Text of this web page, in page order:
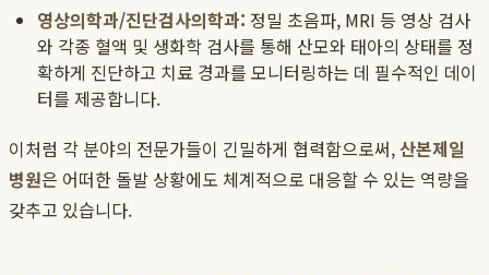
영상의학과/진단검사의학과: 정밀 초음파, MRI 등 영상 검사
와 각종 혈액 및 생화학 검사를 통해 산모와 태아의 상태를 정
확하게 진단하고 치료 경과를 모니터링하는 데 필수적인 데이
터를 제공합니다.
이처럼 각 분야의 전문가들이 긴밀하게 협력함으로써, 산본제일
병원은 어떠한 돌발 상황에도 체계적으로 대응할 수 있는 역량을
갖추고 있습니다.